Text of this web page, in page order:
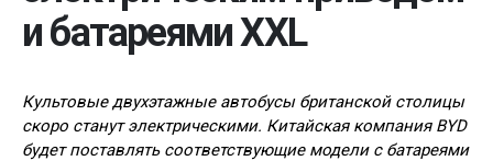
и батареями XXL
Культовые двухэтажные автобусы британской столицы
скоро станут электрическими. Китайская компания BYD
будет поставлять соответствующие модели с батареями